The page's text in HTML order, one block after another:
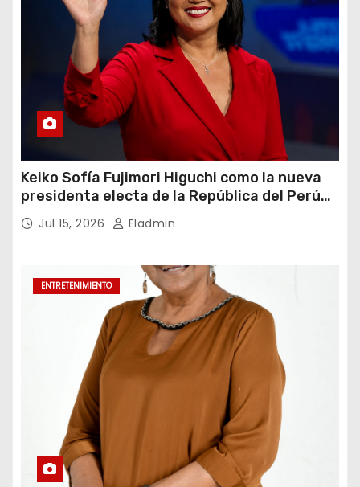
Keiko Sofía Fujimori Higuchi como la nueva
presidenta electa de la República del Perú
para el periodo constitucional 2026-2031
Jul 15, 2026 Eladmin
ENTRETENIMIENTO